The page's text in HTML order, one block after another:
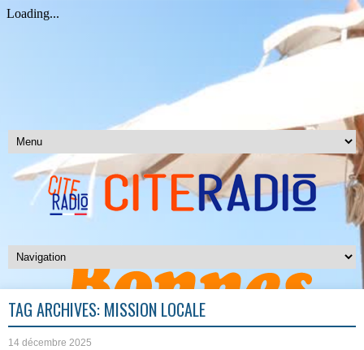
TAG ARCHIVES: MISSION LOCALE
14 décembre 2025